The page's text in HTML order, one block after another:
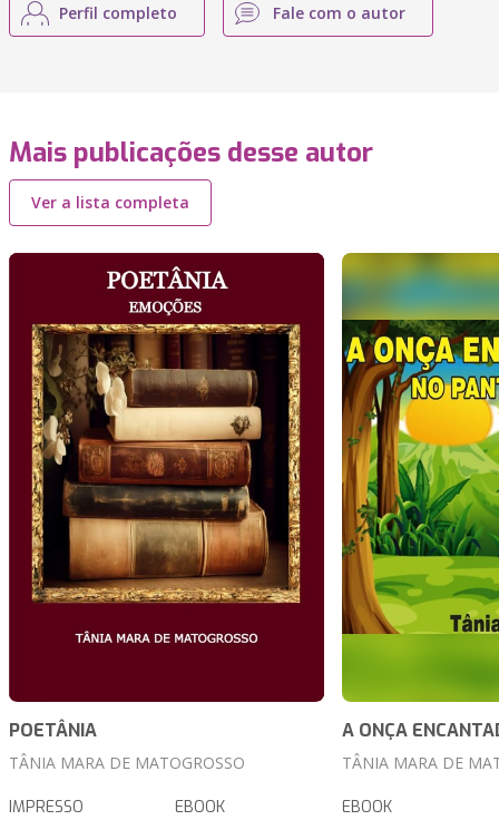
Perfil completo Fale com o autor
Mais publicações desse autor
Ver a lista completa
POETÂNIA
TÂNIA MARA DE MATOGROSSO
IMPRESSO EBOOK
A ONÇA
TÂNIA MARA DE
EBOOK